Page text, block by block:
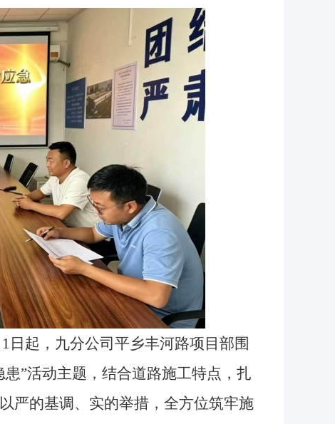
起，九分公司平乡丰河路项目部围
”活动主题，结合道路施工特点，扎
严的基调、实的举措，全方位筑牢施